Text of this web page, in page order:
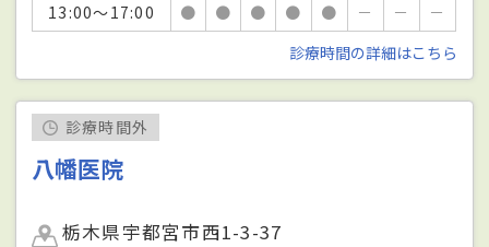
13:00～17:00
● ● ● ● ● － －
－
診療時間の詳細はこちら
診療時間外
八幡医院
栃木県宇都宮市西1-3-37